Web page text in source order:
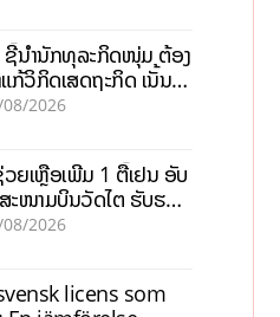
ຊີ້ນຳນັກທຸລະກິດໜຸ່ມ ຕ້ອງ
ກ້ວິກິດເສດຖະກິດ ເນັ້ນດຶງ
ນ, ຫັນສູ່ດິຈິຕອນ
2026
ຍເຫຼືອເພີ່ມ 1 ຕື້ເຢນ ອັບ
ະໜາມບິນວັດໄຕ ຮັບຮອງ
ບໂຕ2026
licens som